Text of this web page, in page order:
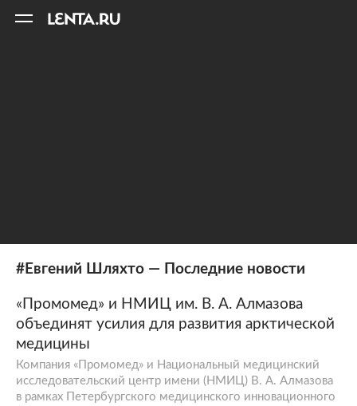
#Евгений Шляхто — Последние новости
«Промомед» и НМИЦ им. В. А. Алмазова
объединят усилия для развития арктической
медицины
Компания «Промомед» и Национальный медицинский
исследовательский центр имени (НМИЦ) В. А. Алмазова
в рамках Петербургского медицинского инновационного